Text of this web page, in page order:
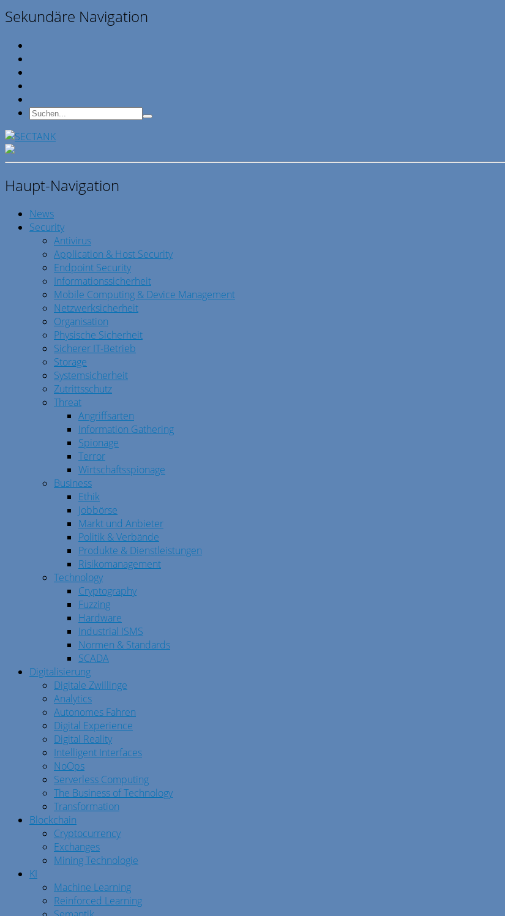
Sekundäre Navigation
Haupt-Navigation
News
Security
Antivirus
Application & Host Security
Endpoint Security
Informationssicherheit
Mobile Computing & Device Management
Netzwerksicherheit
Organisation
Physische Sicherheit
Sicherer IT-Betrieb
Storage
Systemsicherheit
Zutrittsschutz
Threat
Angriffsarten
Information Gathering
Spionage
Terror
Wirtschaftsspionage
Business
Ethik
Jobbörse
Markt und Anbieter
Politik & Verbände
Produkte & Dienstleistungen
Risikomanagement
Technology
Cryptography
Fuzzing
Hardware
Industrial ISMS
Normen & Standards
SCADA
Digitalisierung
Digitale Zwillinge
Analytics
Autonomes Fahren
Digital Experience
Digital Reality
Intelligent Interfaces
NoOps
Serverless Computing
The Business of Technology
Transformation
Blockchain
Cryptocurrency
Exchanges
Mining Technologie
KI
Machine Learning
Reinforced Learning